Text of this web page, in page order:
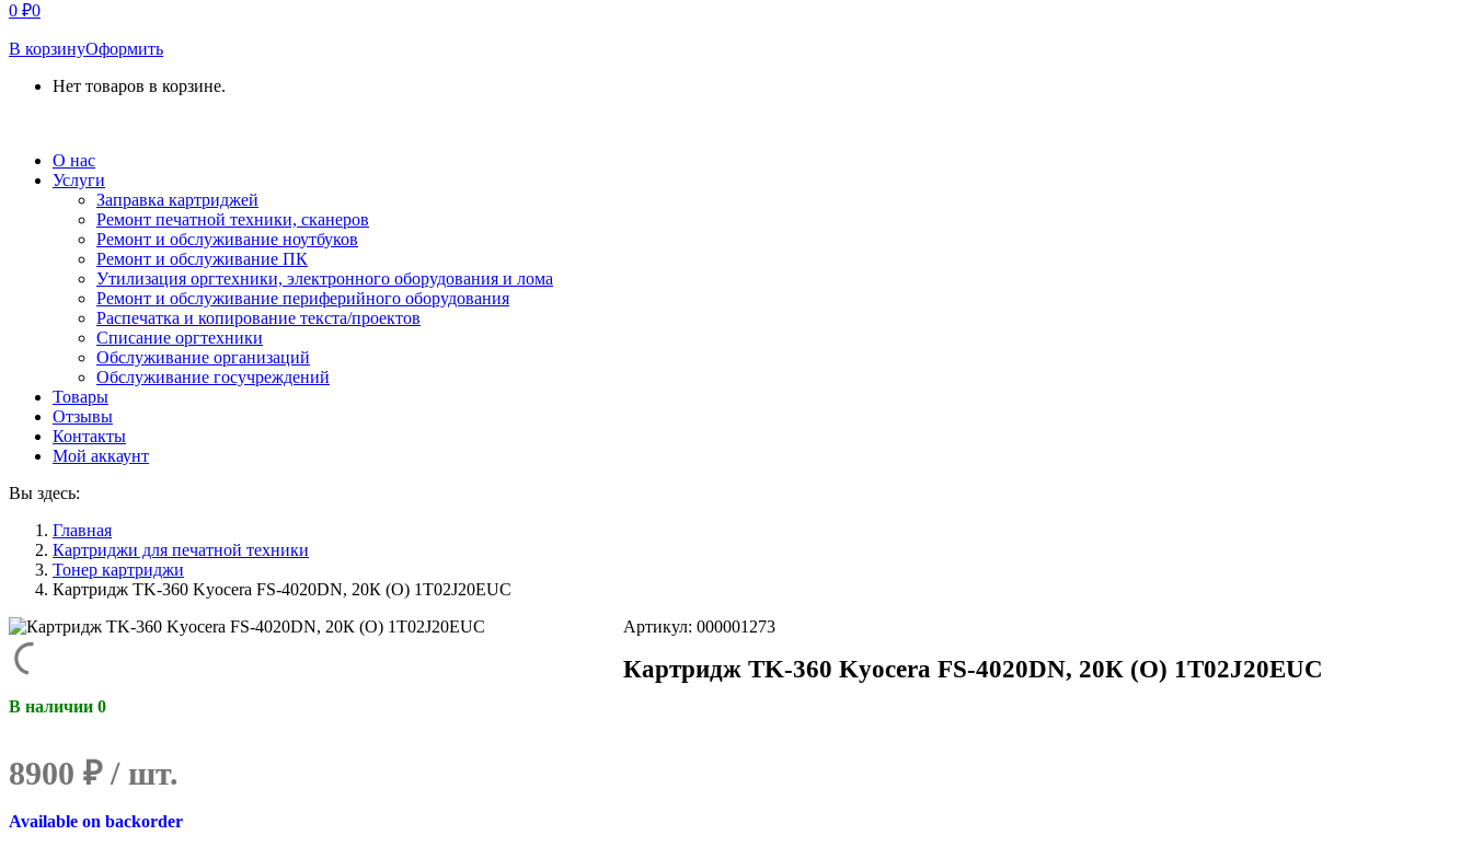
0 ₽0
В корзинуОформить
Нет товаров в корзине.
О нас
Услуги
Заправка картриджей
Ремонт печатной техники, сканеров
Ремонт и обслуживание ноутбуков
Ремонт и обслуживание ПК
Утилизация оргтехники, электронного оборудования и лома
Ремонт и обслуживание периферийного оборудования
Распечатка и копирование текста/проектов
Списание оргтехники
Обслуживание организаций
Обслуживание госучреждений
Товары
Отзывы
Контакты
Мой аккаунт
Вы здесь:
Главная
Картриджи для печатной техники
Тонер картриджи
Картридж TK-360 Kyocera FS-4020DN, 20К (O) 1T02J20EUC
Артикул: 000001273
Картридж TK-360 Kyocera FS-4020DN, 20К (O) 1T02J20EUC
В наличии 0
8900 ₽
Available on backorder